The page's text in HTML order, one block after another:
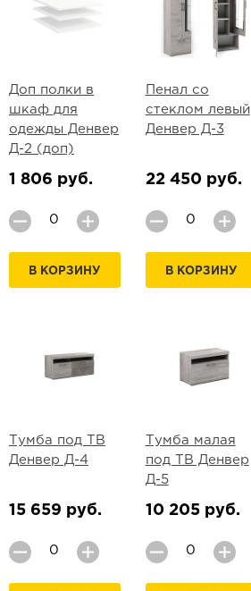
Доп полки в
шкаф для
одежды Денвер
Д-2 (доп)
1 806 руб.
В КОРЗИНУ
Пенал со
стеклом левый
Денвер Д-3
22 450 руб.
В КОРЗИНУ
Тумба под ТВ
Денвер Д-4
15 659 руб.
Тумба малая
под ТВ Денвер
Д-5
10 205 руб.